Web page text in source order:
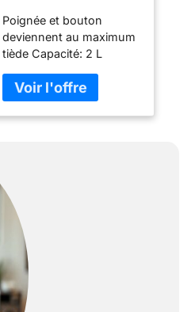
Inoxydable Argent
175 x 256 x 209 cm
Poignée et bouton
deviennent au maximum
tiède Capacité: 2 L
Verser de façon optimale
et sans goutter Métal
brillant avec poignée inox